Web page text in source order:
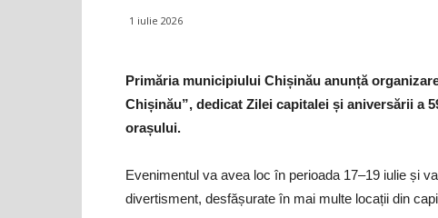
1 iulie 2026
Primăria municipiului Chișinău anunță
Chișinău”, dedicat Zilei capitalei și aniversării a
orașului.
Evenimentul va avea loc în perioada 17–19 iulie și
divertisment, desfășurate în mai multe locații din